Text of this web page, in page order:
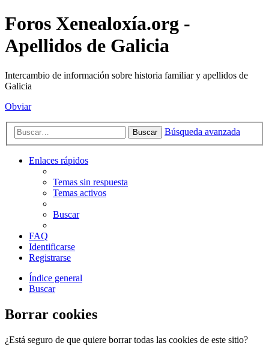
Foros Xenealoxía.org -
Apellidos de Galicia
Intercambio de información sobre historia familiar y apellidos de
Galicia
Obviar
Buscar Búsqueda avanzada
Enlaces rápidos
Temas sin respuesta
Temas activos
Buscar
FAQ
Identificarse
Registrarse
Índice general
Buscar
Borrar cookies
¿Está seguro de que quiere borrar todas las cookies de este sitio?